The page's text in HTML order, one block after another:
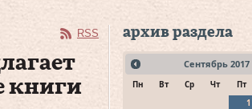
RSS
книги
архив раздела
Сентябрь 2017
Пн Вт Ср Чт Пт
1